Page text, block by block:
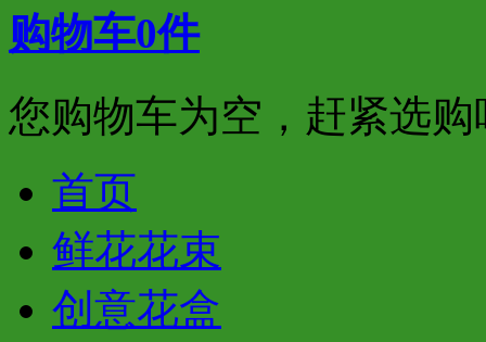
购物车0件
您购物车为空，赶紧选购
首页
鲜花花束
创意花盒